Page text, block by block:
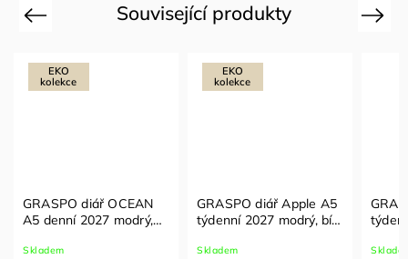
Související produkty
Previous
EKO
kolekce
GRASPO diář OCEAN
A5 denní 2027 modrý,
Skladem
EKO
kolekce
GRASPO diář Apple A5
týdenní 2027 modrý, bílý
Skladem
Next